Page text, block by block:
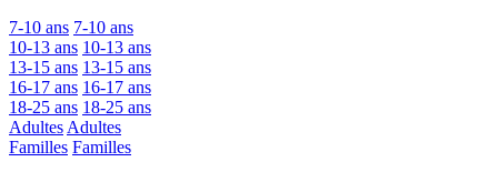
7-10 ans 7-10 ans
10-13 ans 10-13 ans
13-15 ans 13-15 ans
16-17 ans 16-17 ans
18-25 ans 18-25 ans
Adultes Adultes
Familles Familles